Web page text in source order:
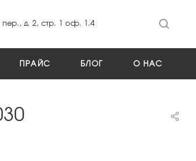
д. 2, стр. 1 оф. 1.4
ПРАЙС БЛОГ О НАС